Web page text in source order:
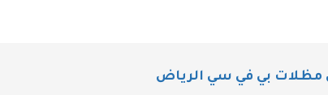
مظلات بي في سي الرياض